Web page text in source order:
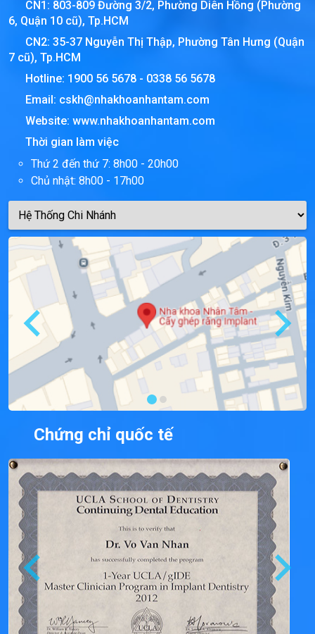
CN1: 803-809 Đường 3/2, Phường Diên Hồng (Phường
6, Quận 10 cũ), Tp.HCM
CN2: 35-37 Nguyễn Thị Thập, Phường Tân Hưng (Quận
7 cũ), Tp.HCM
Hotline: 1900 56 5678 - 0338 56 5678
Email: cskh@nhakhoanhantam.com
Website: www.nhakhoanhantam.com
Thời gian làm việc
Thứ 2 đến thứ 7: 8h00 - 20h00
Chủ nhật: 8h00 - 17h00
Chứng chỉ quốc tế